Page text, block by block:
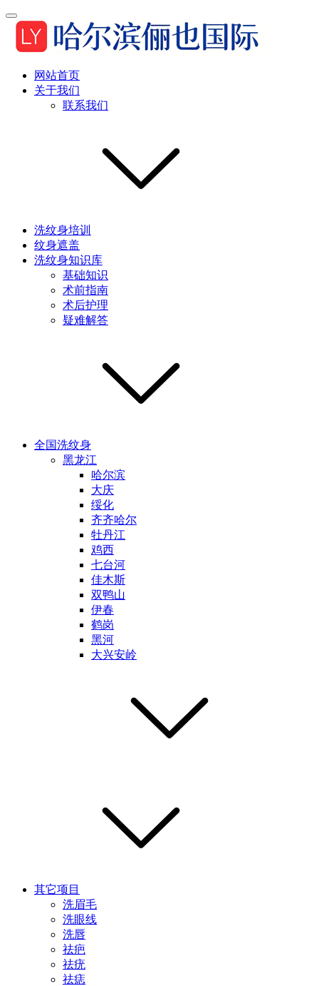
网站首页
关于我们
联系我们
洗纹身培训
纹身遮盖
洗纹身知识库
基础知识
术前指南
术后护理
疑难解答
全国洗纹身
黑龙江
哈尔滨
大庆
绥化
齐齐哈尔
牡丹江
鸡西
七台河
佳木斯
双鸭山
伊春
鹤岗
黑河
大兴安岭
其它项目
洗眉毛
洗眼线
洗唇
祛疤
祛疣
祛痣